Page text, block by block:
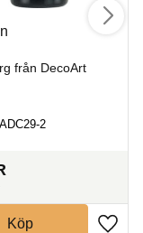
från DecoArt
2
Köp